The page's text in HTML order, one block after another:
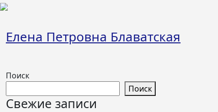
Перейти
Елена Петровна Блаватская
Поиск
Поиск
Свежие записи